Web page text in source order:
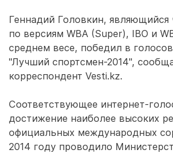
Геннадий Головкин,
по версиям WBA (Super), IBO и
среднем весе, победил в
"Лучший спортсмен-2014",
корреспондент Vesti.kz.
Соответствующее интернет-
достижение наиболее высоких
официальных международных
2014 году проводило